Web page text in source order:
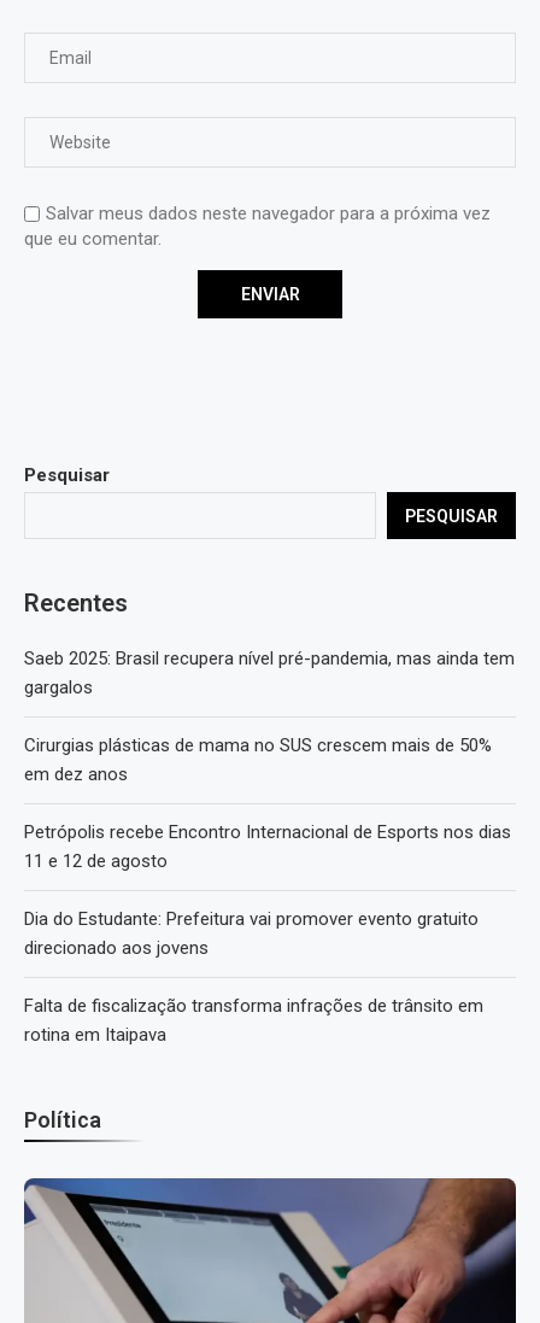
Salvar meus dados neste navegador para a próxima vez
que eu comentar.
Pesquisar
PESQUISAR
Recentes
Saeb 2025: Brasil recupera nível pré-pandemia, mas ainda tem
gargalos
Cirurgias plásticas de mama no SUS crescem mais de 50%
em dez anos
Petrópolis recebe Encontro Internacional de Esports nos dias
11 e 12 de agosto
Dia do Estudante: Prefeitura vai promover evento gratuito
direcionado aos jovens
Falta de fiscalização transforma infrações de trânsito em
rotina em Itaipava
Política